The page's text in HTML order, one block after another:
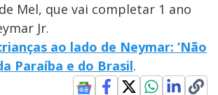
Mel, que vai completar 1 ano
Jr.
ao lado de Neymar: ‘Não
Paraíba e do Brasil.